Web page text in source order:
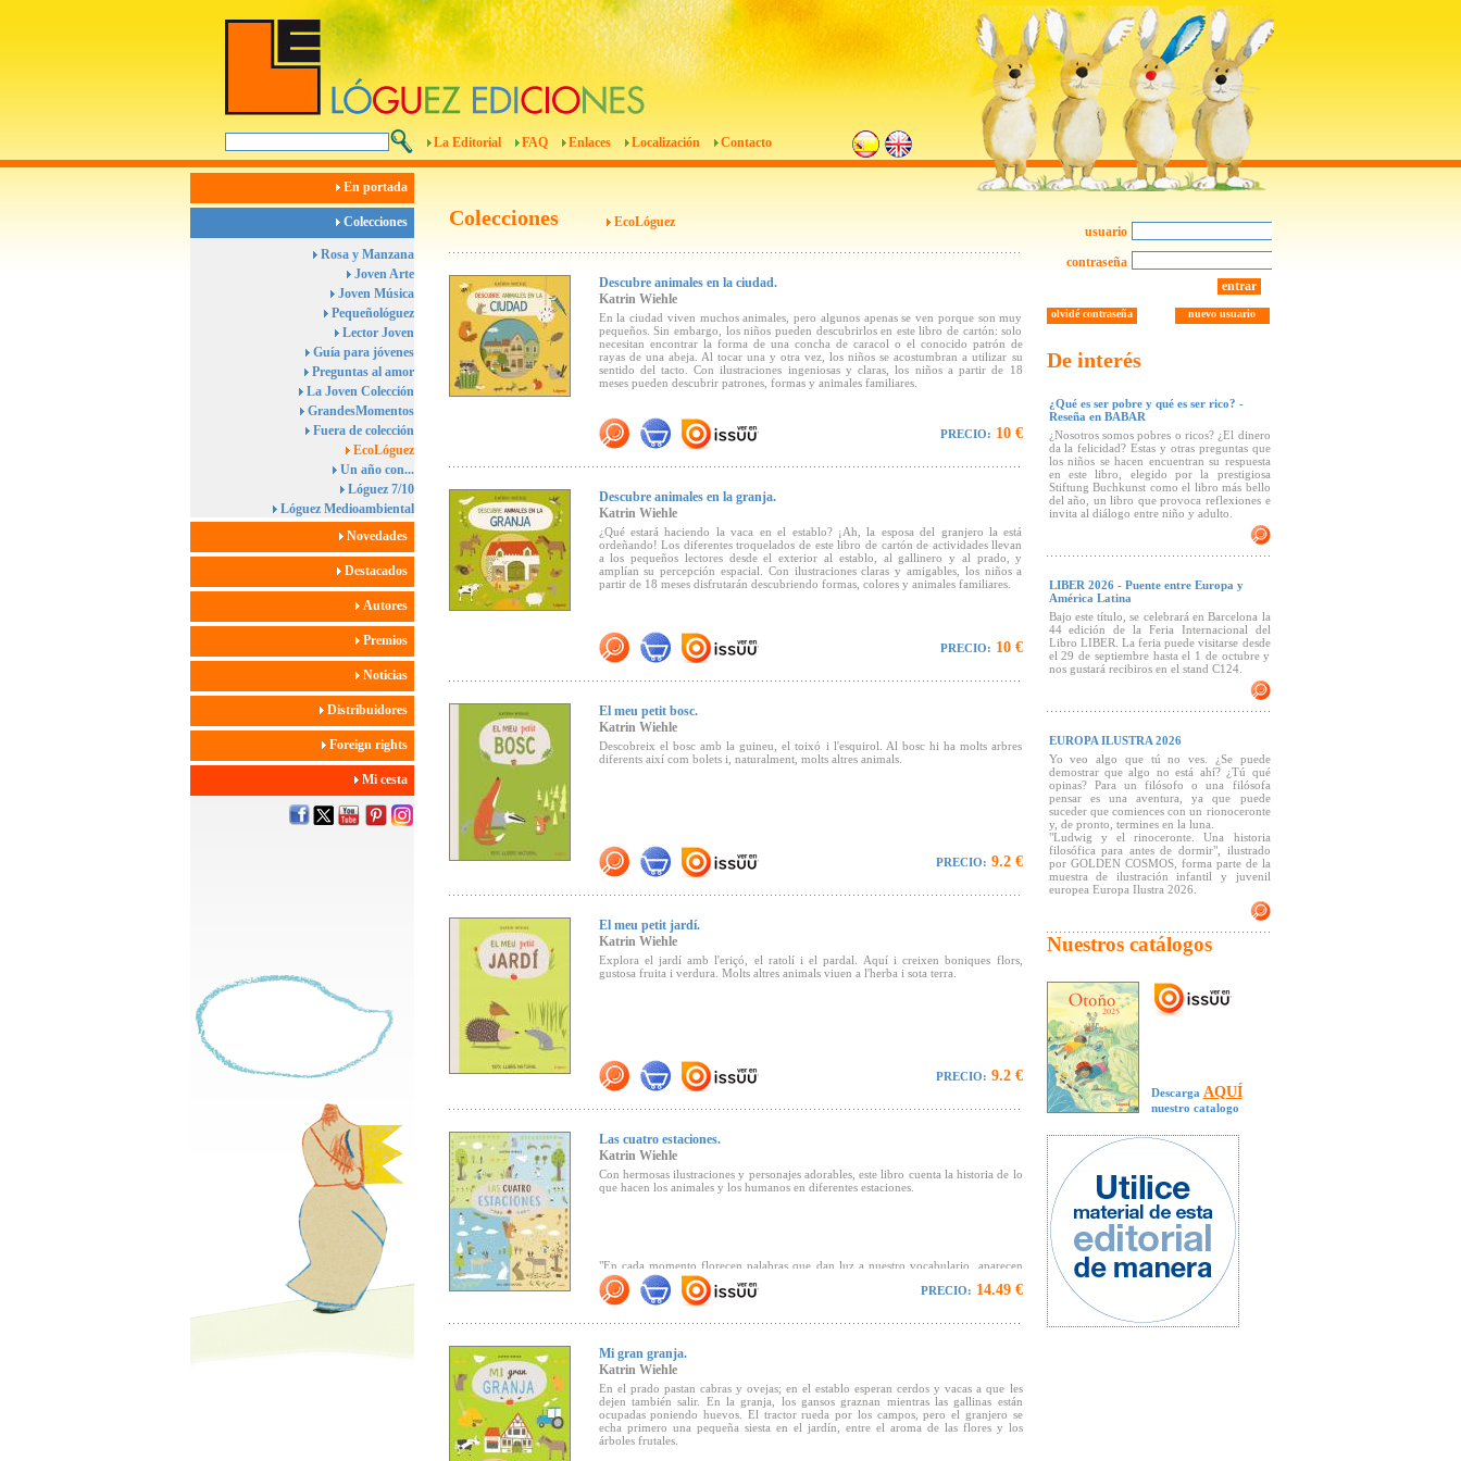
La Editorial FAQ Enlaces Localización Contacto
En portada
Colecciones
Rosa y Manzana
Joven Arte
Joven Música
Pequeñológuez
Lector Joven
Guía para jóvenes
Preguntas al amor
La Joven Colección
GrandesMomentos
Fuera de colección
EcoLóguez
Un año con...
Lóguez 7/10
Lóguez Medioambiental
Novedades
Destacados
Autores
Premios
Noticias
Distribuidores
Foreign rights
Mi cesta
Colecciones EcoLóguez
Descubre animales en la ciudad.
Katrin Wiehle
En la ciudad viven muchos animales, pero algunos apenas se ven porque son muy
pequeños. Sin embargo, los niños pueden descubrirlos en este libro de cartón: solo
necesitan encontrar la forma de una concha de caracol o el conocido patrón de
rayas de una abeja. Al tocar una y otra vez, los niños se acostumbran a utilizar su
sentido del tacto. Con ilustraciones ingeniosas y claras, los niños a partir de 18
meses pueden descubrir patrones, formas y animales familiares.
PRECIO: 10 €
Descubre animales en la granja.
Katrin Wiehle
¿Qué estará haciendo la vaca en el establo? ¡Ah, la esposa del granjero la está
ordeñando! Los diferentes troquelados de este libro de cartón de actividades llevan
a los pequeños lectores desde el exterior al establo, al gallinero y al prado, y
amplían su percepción espacial. Con ilustraciones claras y amigables, los niños a
partir de 18 meses disfrutarán descubriendo formas, colores y animales familiares.
PRECIO: 10 €
El meu petit bosc.
Katrin Wiehle
Descobreix el bosc amb la guineu, el toixó i l'esquirol. Al bosc hi ha molts arbres
diferents així com bolets i, naturalment, molts altres animals.
PRECIO: 9.2 €
El meu petit jardí.
Katrin Wiehle
Explora el jardí amb l'eriçó, el ratolí i el pardal. Aquí i creixen boniques flors,
gustosa fruita i verdura. Molts altres animals viuen a l'herba i sota terra.
PRECIO: 9.2 €
Las cuatro estaciones.
Katrin Wiehle
Con hermosas ilustraciones y personajes adorables, este libro cuenta la historia de lo
que hacen los animales y los humanos en diferentes estaciones.
"En cada momento florecen palabras que dan luz a nuestro vocabulario, aparecen
detalles y diversiones que el pequeño lector tendrá que ir descubriendo en esta
nueva propuesta de la siempre original y comprometida con el medio ambiente
Katrin Wiehle"
(Canal Lector)
PRECIO: 14.49 €
Mi gran granja.
Katrin Wiehle
En el prado pastan cabras y ovejas; en el establo esperan cerdos y vacas a que les
dejen también salir. En la granja, los gansos graznan mientras las gallinas están
ocupadas poniendo huevos. El tractor rueda por los campos, pero el granjero se
echa primero una pequeña siesta en el jardín, entre el aroma de las flores y los
árboles frutales.
usuario
contraseña
entrar
nuevo usuario
olvidé contraseña
De interés
¿Qué es ser pobre y qué es ser rico? -
Reseña en BABAR
¿Nosotros somos pobres o ricos? ¿El dinero
da la felicidad? Estas y otras preguntas que
los niños se hacen encuentran su respuesta
en este libro, elegido por la prestigiosa
Stiftung Buchkunst como el libro más bello
del año, un libro que provoca reflexiones e
invita al diálogo entre niño y adulto.
LIBER 2026 - Puente entre Europa y
América Latina
Bajo este título, se celebrará en Barcelona la
44 edición de la Feria Internacional del
Libro LIBER. La feria puede visitarse desde
el 29 de septiembre hasta el 1 de octubre y
nos gustará recibiros en el stand C124.
EUROPA ILUSTRA 2026
Yo veo algo que tú no ves. ¿Se puede
demostrar que algo no está ahí? ¿Tú qué
opinas? Para un filósofo o una filósofa
pensar es una aventura, ya que puede
suceder que comiences con un rionoceronte
y, de pronto, termines en la luna.
"Ludwig y el rinoceronte. Una historia
filosófica para antes de dormir", ilustrado
por GOLDEN COSMOS, forma parte de la
muestra de ilustración infantil y juvenil
europea Europa Ilustra 2026.
Nuestros catálogos
Descarga AQUÍ
nuestro catalogo